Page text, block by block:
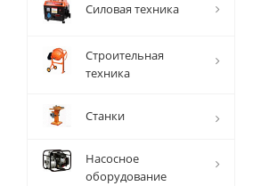
Силовая техника
Строительная
техника
Станки
Насосное
оборудование